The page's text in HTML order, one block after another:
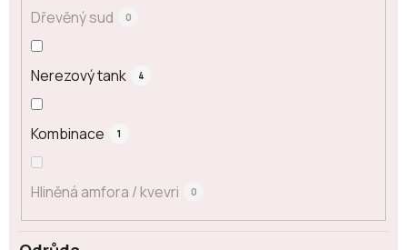
Dřevěný sud 0
Nerezový tank 4
Kombinace 1
Hliněná amfora / kvevri 0